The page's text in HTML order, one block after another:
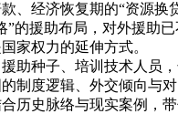
、经济恢复期的“资源换
”的援助布局，对外援助
家权力的延伸方式。
助种子、培训技术人员
制度逻辑、外交倾向与
历史脉络与现实案例，